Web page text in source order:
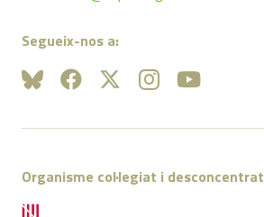
Segueix-nos a:
Organisme col·legiat i